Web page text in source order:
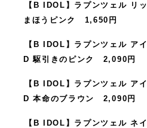
【B IDOL】ラプンツェル リ
まほうピンク 1,650円
【B IDOL】ラプンツェル ア
D 駆引きのピンク 2,090円
【B IDOL】ラプンツェル ア
D 本命のブラウン 2,090円
【B IDOL】ラプンツェル ネ